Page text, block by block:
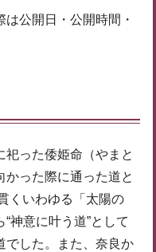
公開日・公開時間・
祀った倭姫命（やまと
った際に通った道と
くいわゆる「太陽の
神意に叶う道”として
でした。また、奈良か